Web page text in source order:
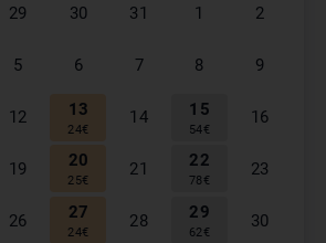
29 30 31 1 2
5 6 7 8 9
12 13
24€
14 15
54€
16
19 20
25€
21 22
78 €
23
26 27
24€
28 29
62€
30